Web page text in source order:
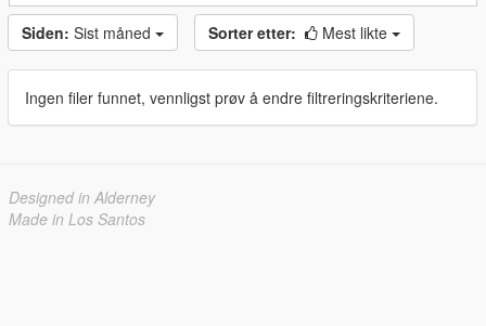
Siden: Sist måned Sorter etter: Mest likte
Ingen filer funnet, vennligst prøv å endre filtreringskriteriene.
Designed in Alderney
Made in Los Santos